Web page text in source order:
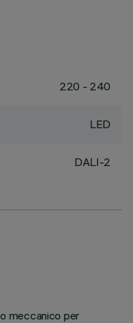
220 - 240
LED
DALI-2
meccanico per